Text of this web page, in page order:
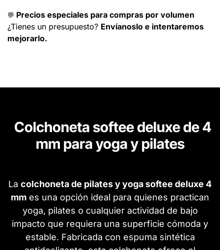
💬 Precios especiales para compras por volumen
¿Tienes un presupuesto? Envíanoslo e intentaremos
mejorarlo.
Colchoneta softee deluxe de 4
mm para yoga y pilates
La colchoneta de pilates y yoga softee deluxe 4
mm es una opción ideal para quienes practican
yoga, pilates o cualquier actividad de bajo
impacto que requiera una superficie cómoda y
estable. Fabricada con espuma sintética